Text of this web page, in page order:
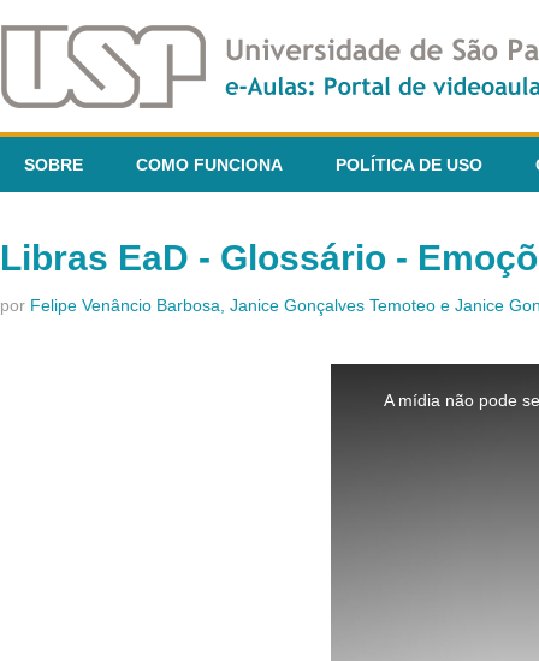
SOBRE COMO FUNCIONA POLÍTICA DE USO
Libras EaD - Glossário -
por Felipe Venâncio Barbosa, Janice Gonçalves Temoteo e Janice
A mídia não pode